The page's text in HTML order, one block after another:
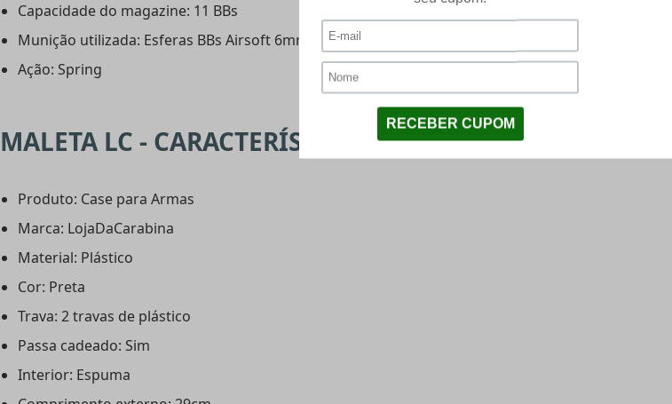
Capacidade do magazine: 11 BBs
Munição utilizada: Esferas BBs Airsoft 6mm
Ação: Spring
MALETA LC - CARACTERÍSTICAS:
Produto: Case para Armas
Marca: LojaDaCarabina
Material: Plástico
Cor: Preta
Trava: 2 travas de plástico
Passa cadeado: Sim
Interior: Espuma